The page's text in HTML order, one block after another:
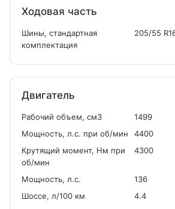
Ходовая часть
Шины, стандартная
комплектация
205/55
Двигатель
Рабочий объем, см3
1499
Мощность, л.с. при об/мин
4400
Крутящий момент, Нм при
об/мин
4300
Мощность, л.с.
136
Шоссе, л/100 км
4.4